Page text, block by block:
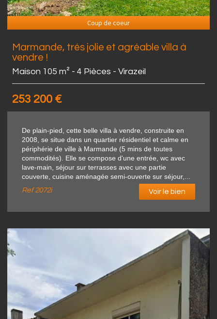
Coup de coeur
Marmande, trés jolie et agréable villa à
vendre !
Maison 105 m² - 4 Pièces - Virazeil
253 200 €
De plain-pied, cette belle villa à vendre, construite en
2008, se situe dans un quartier résidentiel et calme en
périphérie de ville à Marmande (5 mins de toutes
commodités). Elle se compose d'une entrée, wc avec
lave-main, séjour sur terrasses avec une partie
couverte, cuisine aménagée semi-ouverte sur séjour,...
Ref2072i Voir le bien